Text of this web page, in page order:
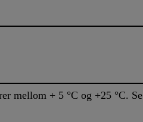
mellom + 5 °C og +25 °C. Se